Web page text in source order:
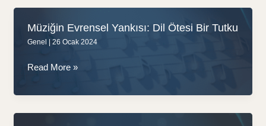
Müziğin Evrensel Yankısı: Dil Ötesi Bir Tutku
Genel | 26 Ocak 2024
Müziğin
Yankısı:
Read More »